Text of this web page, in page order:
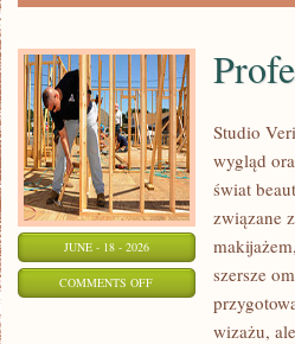
JUNE - 18 - 2026
COMMENTS OFFON
PROFESJONALNE
Studio
wygląd
świat
związane
szersze
wizażu,